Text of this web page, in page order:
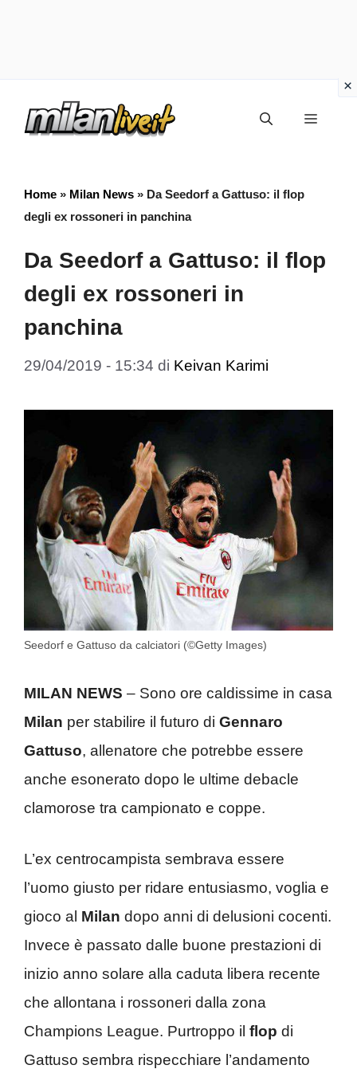
Menu
Home » Milan News » Da Seedorf a Gattuso: il flop
degli ex rossoneri in panchina
Da Seedorf a Gattuso: il flop
degli ex rossoneri in
panchina
29/04/2019 - 15:34 di Keivan Karimi
Seedorf e Gattuso da calciatori (©Getty Images)
MILAN NEWS – Sono ore caldissime in casa
Milan per stabilire il futuro di Gennaro
Gattuso, allenatore che potrebbe essere
anche esonerato dopo le ultime debacle
clamorose tra campionato e coppe.
L’ex centrocampista sembrava essere
l’uomo giusto per ridare entusiasmo, voglia e
gioco al Milan dopo anni di delusioni cocenti.
Invece è passato dalle buone prestazioni di
inizio anno solare alla caduta libera recente
che allontana i rossoneri dalla zona
Champions League. Purtroppo il flop di
Gattuso sembra rispecchiare l’andamento